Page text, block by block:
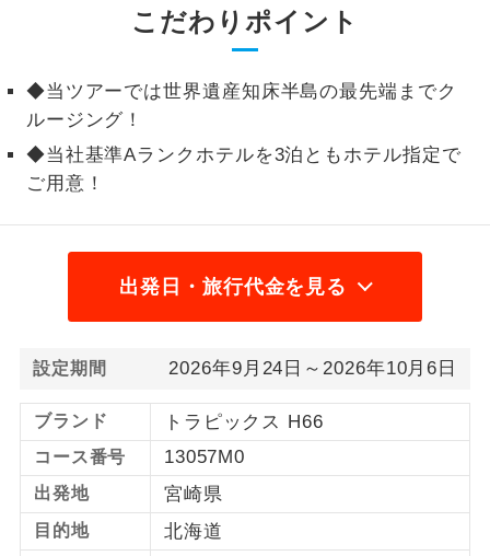
こだわりポイント
◆当ツアーでは世界遺産知床半島の最先端までク
ルージング！
◆当社基準Aランクホテルを3泊ともホテル指定で
ご用意！
出発日・旅行代金を見る
設定期間 2026年9月24日～2026年10月6日
ブランド トラピックス H66
コース番号 13057M0
出発地 宮崎県
目的地 北海道
ご夫婦限定
女性限定
ご参加にあたり年齢に制限があるコース
です。
利用航空会社が指定なので、ご出発の計
ホテル指定
す。
おひとり様バ
ス2席利用
おひとり様でバス席を2席利⽤できま
す。